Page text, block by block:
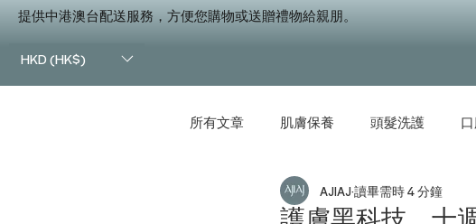
HKD (HK$)
提供中港澳台配送服務，方便您購物或送贈禮物給親朋。
所有文章 肌膚保養 頭髮洗護
夏日精選
AJIAJ 讀畢需時 4 分鐘